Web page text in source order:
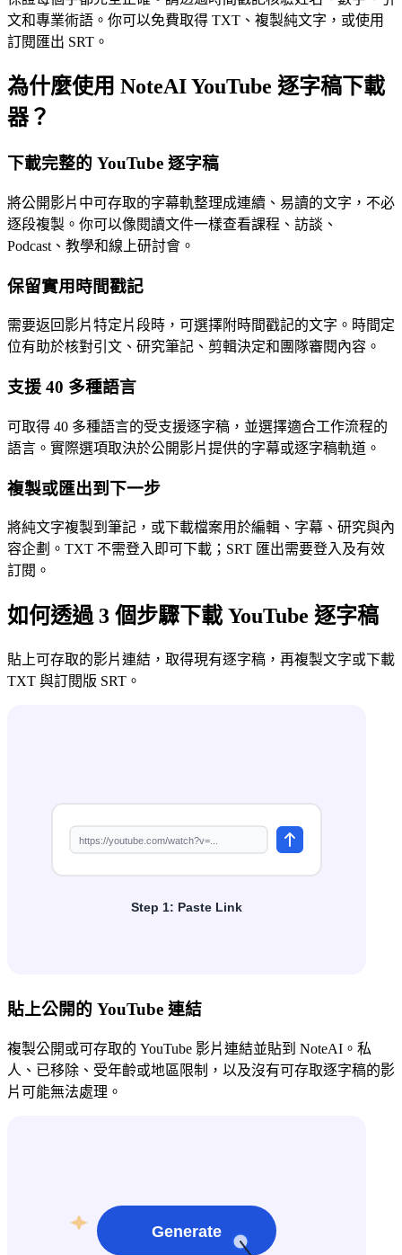
文和專業術語。你可以免費取得 TXT、複製純文字，或使用
訂閱匯出 SRT。
為什麼使用 NoteAI YouTube 逐字稿下載
器？
下載完整的 YouTube 逐字稿
將公開影片中可存取的字幕軌整理成連續、易讀的文字，不必
逐段複製。你可以像閱讀文件一樣查看課程、訪談、
Podcast、教學和線上研討會。
保留實用時間戳記
需要返回影片特定片段時，可選擇附時間戳記的文字。時間定
位有助於核對引文、研究筆記、剪輯決定和團隊審閱內容。
支援 40 多種語言
可取得 40 多種語言的受支援逐字稿，並選擇適合工作流程的
語言。實際選項取決於公開影片提供的字幕或逐字稿軌道。
複製或匯出到下一步
將純文字複製到筆記，或下載檔案用於編輯、字幕、研究與內
容企劃。TXT 不需登入即可下載；SRT 匯出需要登入及有效
訂閱。
如何透過 3 個步驟下載 YouTube 逐字稿
貼上可存取的影片連結，取得現有逐字稿，再複製文字或下載
TXT 與訂閱版 SRT。
貼上公開的 YouTube 連結
複製公開或可存取的 YouTube 影片連結並貼到 NoteAI。私
人、已移除、受年齡或地區限制，以及沒有可存取逐字稿的影
片可能無法處理。